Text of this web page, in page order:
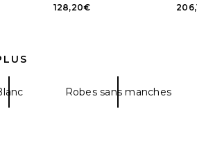
128,20€
Robes sans manches